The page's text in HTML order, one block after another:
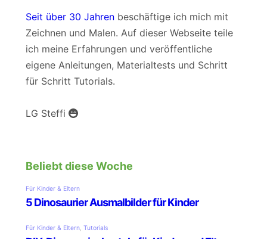
Seit über 30 Jahrenbeschäftige ich mich mit
Zeichnen und Malen. Auf dieser Webseite teile
ich meine Erfahrungen und veröffentliche
eigene Anleitungen, Materialtests und Schritt
für Schritt Tutorials.
LG Steffi
Beliebt diese Woche